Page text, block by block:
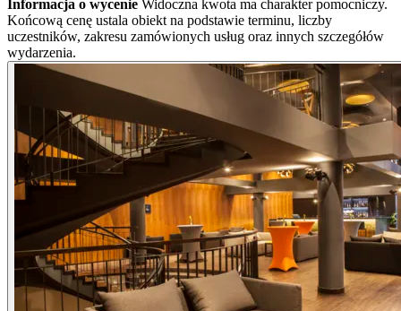
Informacja o wycenie Widoczna kwota ma charakter pomocniczy.
Końcową cenę ustala obiekt na podstawie terminu, liczby
uczestników, zakresu zamówionych usług oraz innych szczegółów
wydarzenia.